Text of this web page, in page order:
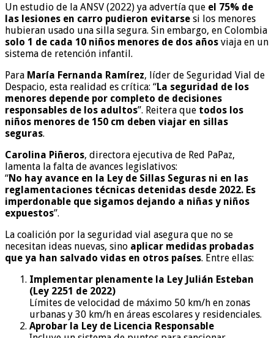
Un estudio de la ANSV (2022) ya advertía que el 75% de
las lesiones en carro pudieron evitarse si los menores
hubieran usado una silla segura. Sin embargo, en Colombia
solo 1 de cada 10 niños menores de dos años viaja en un
sistema de retención infantil.
Para María Fernanda Ramírez, líder de Seguridad Vial de
Despacio, esta realidad es crítica: “La seguridad de los
menores depende por completo de decisiones
responsables de los adultos”. Reitera que todos los
niños menores de 150 cm deben viajar en sillas
seguras.
Carolina Piñeros, directora ejecutiva de Red PaPaz,
lamenta la falta de avances legislativos:
“No hay avance en la Ley de Sillas Seguras ni en las
reglamentaciones técnicas detenidas desde 2022. Es
imperdonable que sigamos dejando a niñas y niños
expuestos”.
La coalición por la seguridad vial asegura que no se
necesitan ideas nuevas, sino aplicar medidas probadas
que ya han salvado vidas en otros países. Entre ellas:
Implementar plenamente la Ley Julián Esteban
(Ley 2251 de 2022)
Límites de velocidad de máximo 50 km/h en zonas
urbanas y 30 km/h en áreas escolares y residenciales.
Aprobar la Ley de Licencia Responsable